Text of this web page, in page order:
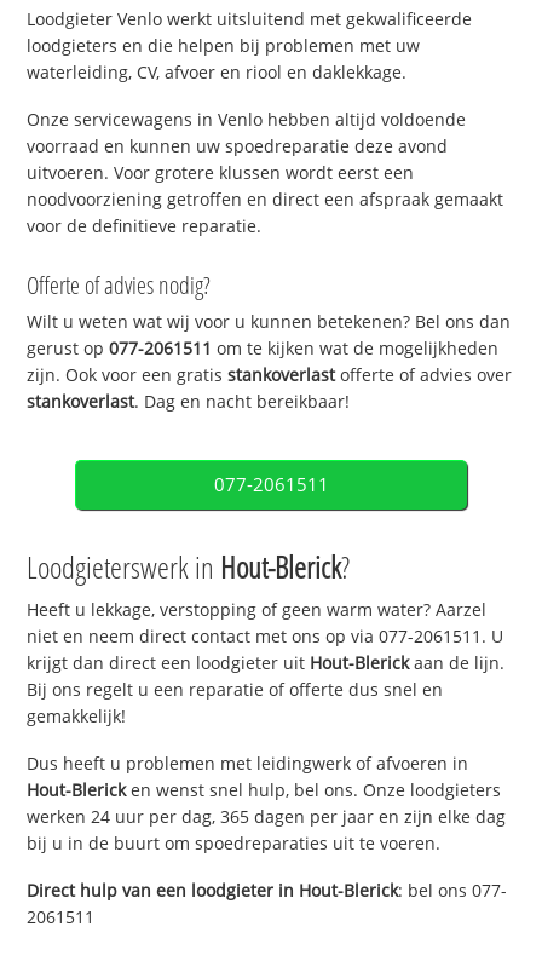
Loodgieter Venlo werkt uitsluitend met gekwalificeerde
loodgieters en die helpen bij problemen met uw
waterleiding, CV, afvoer en riool en daklekkage.
Onze servicewagens in Venlo hebben altijd voldoende
voorraad en kunnen uw spoedreparatie deze avond
uitvoeren. Voor grotere klussen wordt eerst een
noodvoorziening getroffen en direct een afspraak gemaakt
voor de definitieve reparatie.
Offerte of advies nodig?
Wilt u weten wat wij voor u kunnen betekenen? Bel ons dan
gerust op077-2061511 om te kijken wat de mogelijkheden
zijn. Ook voor een gratisstankoverlastofferte of advies over
stankoverlast. Dag en nacht bereikbaar!
077-2061511
Loodgieterswerk in Hout-Blerick?
Heeft u lekkage, verstopping of geen warm water? Aarzel
niet en neem direct contact met ons op via 077-2061511. U
krijgt dan direct een loodgieter uit Hout-Blerickaan de lijn.
Bij ons regelt u een reparatie of offerte dus snel en
gemakkelijk!
Dus heeft u problemen met leidingwerk of afvoeren in
Hout-Blericken wenst snel hulp, bel ons. Onze loodgieters
werken 24 uur per dag, 365 dagen per jaar en zijn elke dag
bij u in de buurt om spoedreparaties uit te voeren.
Direct hulp van een loodgieter in Hout-Blerick: bel ons 077-
2061511